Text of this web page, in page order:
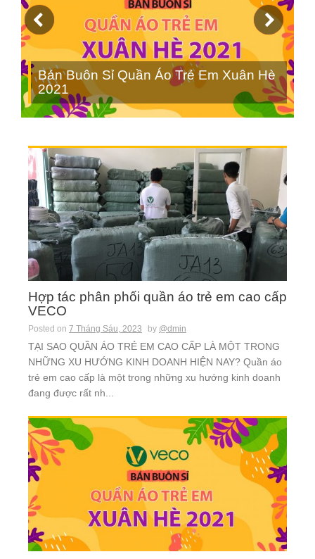
Bán Buôn Sỉ Quần Áo Trẻ Em Xuân Hè
2021
Hợp tác phân phối quần áo trẻ em cao cấp
VECO
Posted on 7 Tháng Sáu, 2023 by @dmin
TẠI SAO QUẦN ÁO TRẺ EM CAO CẤP LÀ MỘT TRONG
NHỮNG XU HƯỚNG KINH DOANH HIỆN NAY? Quần áo
trẻ em cao cấp là một trong những xu hướng kinh doanh
đang được rất nh...